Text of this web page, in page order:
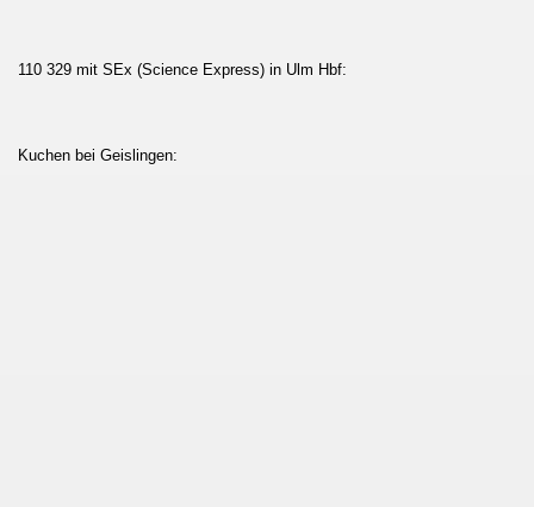
110 329 mit SEx (Science Express) in Ulm Hbf:
Kuchen bei Geislingen: